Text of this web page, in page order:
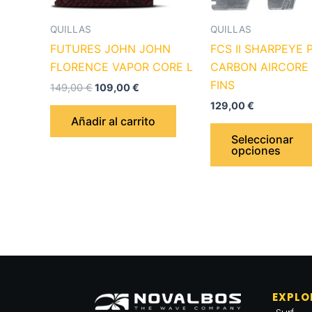
QUILLAS
FUTURES JOHN JOHN
FLORENCE VAPOR CORE L
149,00€109,00€
Añadir al carrito
QUILLAS
FCS II SHARPEYE
CARBON
FINS
129,00€
Seleccionar
opciones